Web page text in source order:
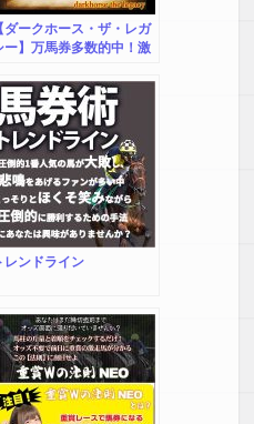
【ダークホース・ザ・レガ
ー】万馬券多数的中！激
レンドライン